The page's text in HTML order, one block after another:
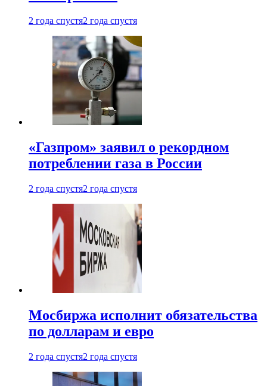
2 года спустя2 года спустя
«Газпром» заявил о рекордном
потреблении газа в России
2 года спустя2 года спустя
Мосбиржа исполнит обязательства
по долларам и евро
2 года спустя2 года спустя